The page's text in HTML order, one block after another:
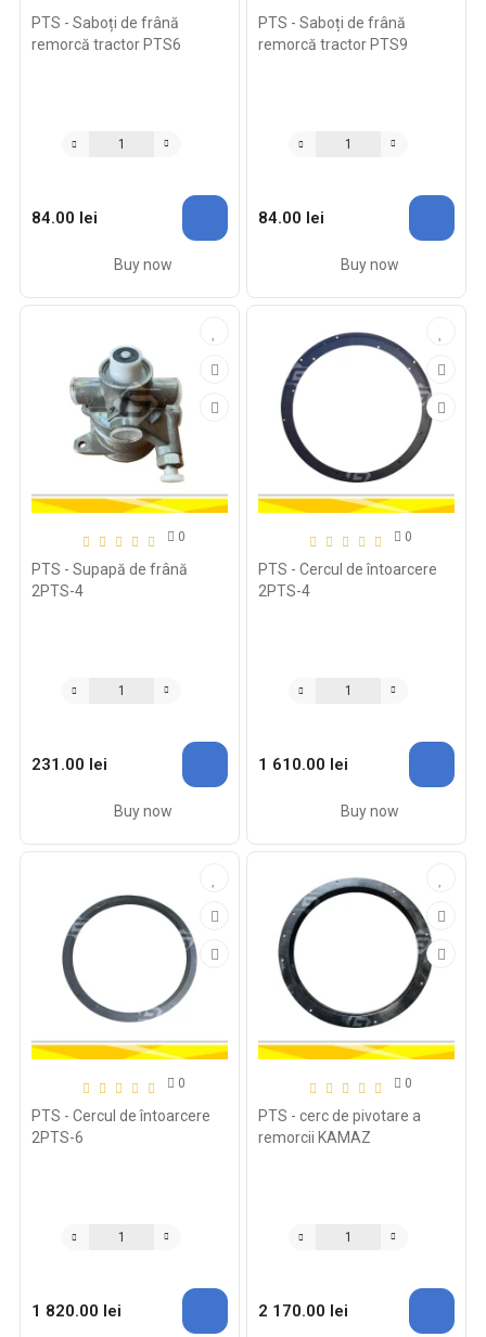
PTS - Saboți de frână
remorcă tractor PTS6
84.00 lei
Buy now
PTS - Saboți de frână
remorcă tractor PTS9
84.00 lei
Buy now
0
PTS - Supapă de frână
2PTS-4
231.00 lei
Buy now
0
PTS - Cercul de întoarcere
2PTS-4
1 610.00 lei
Buy now
0
PTS - Cercul de întoarcere
2PTS-6
1 820.00 lei
0
PTS - cerc de pivotare a
remorcii KAMAZ
2 170.00 lei